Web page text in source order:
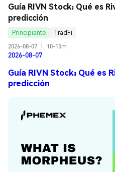
Guía RIVN Stock: Qué es
predicción
Principiante
TradFi
2026-08-07
10-15m
2026-08-07
Guía RIVN Stock: Qué es
predicción